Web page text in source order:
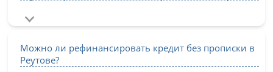
Можно ли рефинансировать кредит без прописки в
Реутове?